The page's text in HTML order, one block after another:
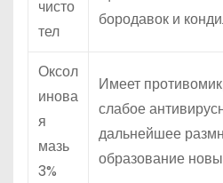
чисто
тел
бородавок и
Оксол
инова
я
мазь
3%
Имеет
слабое
дальнейшее
образование